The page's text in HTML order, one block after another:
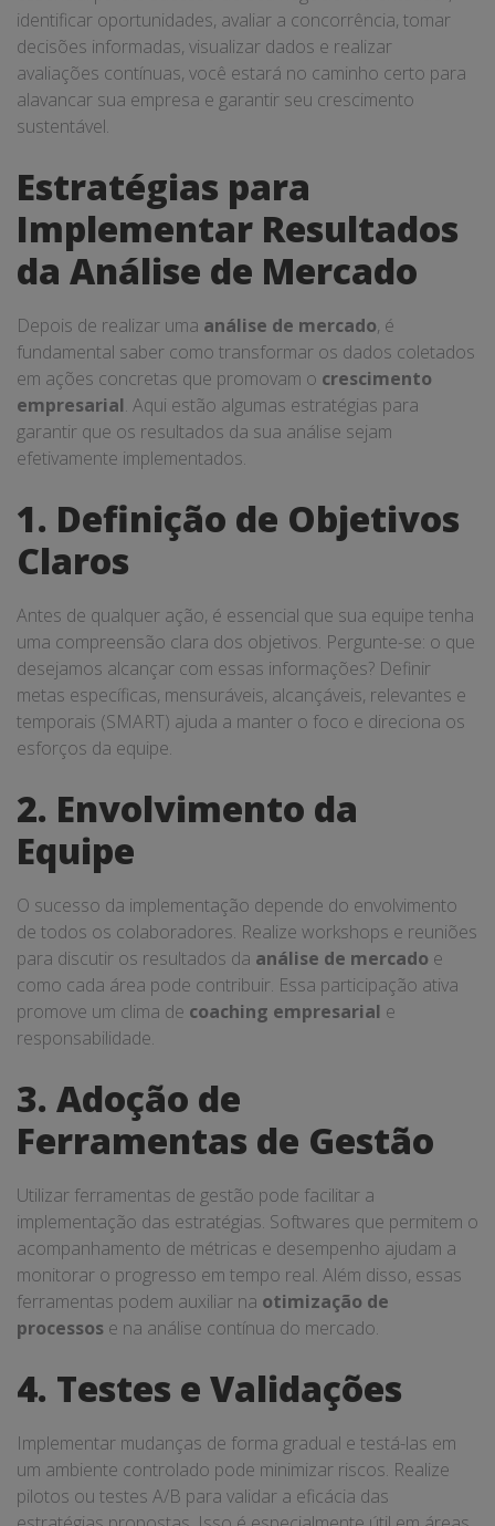
identificar oportunidades, avaliar a concorrência, tomar
decisões informadas, visualizar dados e realizar
avaliações contínuas, você estará no caminho certo para
alavancar sua empresa e garantir seu crescimento
sustentável.
Estratégias para
Implementar Resultados
da Análise de Mercado
Depois de realizar uma análise de mercado, é
fundamental saber como transformar os dados coletados
em ações concretas que promovam o crescimento
empresarial. Aqui estão algumas estratégias para
garantir que os resultados da sua análise sejam
efetivamente implementados.
1. Definição de Objetivos
Claros
Antes de qualquer ação, é essencial que sua equipe tenha
uma compreensão clara dos objetivos. Pergunte-se: o que
desejamos alcançar com essas informações? Definir
metas específicas, mensuráveis, alcançáveis, relevantes e
temporais (SMART) ajuda a manter o foco e direciona os
esforços da equipe.
2. Envolvimento da
Equipe
O sucesso da implementação depende do envolvimento
de todos os colaboradores. Realize workshops e reuniões
para discutir os resultados da análise de mercado e
como cada área pode contribuir. Essa participação ativa
promove um clima de coaching empresarial e
responsabilidade.
3. Adoção de
Ferramentas de Gestão
Utilizar ferramentas de gestão pode facilitar a
implementação das estratégias. Softwares que permitem o
acompanhamento de métricas e desempenho ajudam a
monitorar o progresso em tempo real. Além disso, essas
ferramentas podem auxiliar na otimização de
processos e na análise contínua do mercado.
4. Testes e Validações
Implementar mudanças de forma gradual e testá-las em
um ambiente controlado pode minimizar riscos. Realize
pilotos ou testes A/B para validar a eficácia das